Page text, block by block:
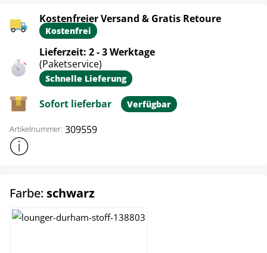
Kostenfreier Versand & Gratis Retoure
Kostenfrei
Lieferzeit: 2 - 3 Werktage
(Paketservice)
Schnelle Lieferung
Sofort lieferbar Verfügbar
Artikelnummer: 309559
Weitere Produktinformationen anzeigen
Farbe: schwarzauswählen